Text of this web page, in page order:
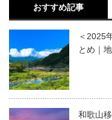
おすすめ記事
＜2025
とめ｜
和歌山